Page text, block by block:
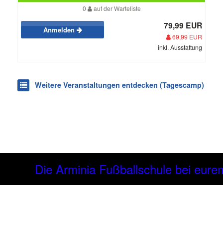
0 auf der Warteliste
Anmelden 79,99 EUR
69,99 EUR
inkl. Ausstattung
Weitere Veranstaltungen entdecken (Tagescamp)
Arminia Fußballschule bei eurem